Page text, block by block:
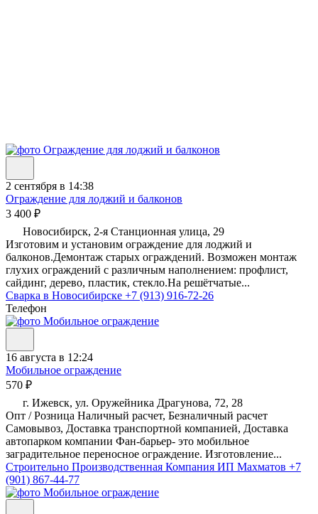
2 сентября в 14:38
Ограждение для лоджий и балконов
3 400 ₽
Новосибирск, 2-я Станционная улица, 29
Изготовим и установим ограждение для лоджий и
балконов.Демонтаж старых ограждений. Возможен монтаж
глухих ограждений с различным наполнением: профлист,
сайдинг, дерево, пластик, стекло.На решётчатые...
Сварка в Новосибирске +7 (913) 916-72-26
Телефон
16 августа в 12:24
Мобильное ограждение
570 ₽
г. Ижевск, ул. Оружейника Драгунова, 72, 28
Опт / Розница Наличный расчет, Безналичный расчет
Самовывоз, Доставка транспортной компанией, Доставка
автопарком компании Фан-барьер- это мобильное
заградительное переносное ограждение. Изготовление...
Строительно Производственная Компания ИП Махматов +7
(901) 867-44-77